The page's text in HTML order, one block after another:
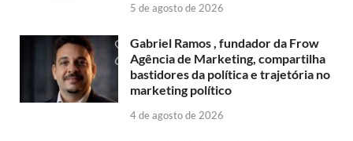
5 de agosto de 2026
Gabriel Ramos , fundador da Frow
Agência de Marketing, compartilha
bastidores da política e trajetória no
marketing político
4 de agosto de 2026